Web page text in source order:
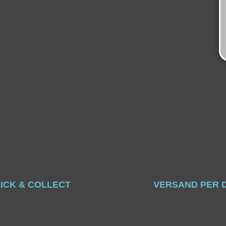
& COLLECT VERSAND PER